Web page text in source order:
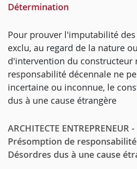
Détermination
Pour prouver l'imputabilité
exclu, au regard de la nature
d'intervention du constructeur
responsabilité décennale ne
incertaine ou inconnue, le
dus à une cause étrangère
ARCHITECTE
Présomption de
Désordres dus à une cause